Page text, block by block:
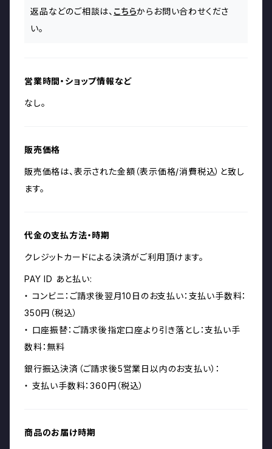
返品などのご相談は、 こちらからお問い合わせくださ
い。
営業時間・ショップ情報など
なし。
販売価格
販売価格は、表示された金額（表示価格/消費税込）と致し
ます。
代金の支払方法・時期
クレジットカードによる決済がご利用頂けます。
PAY ID あと払い:
・ コンビニ：ご請求後翌月10日のお支払い：支払い手数料：
350円（税込）
・ 口座振替：ご請求後指定口座より引き落とし：支払い手
数料：無料
銀行振込決済（ご請求後5営業日以内のお支払い）：
・ 支払い手数料：360円（税込）
商品のお届け時期